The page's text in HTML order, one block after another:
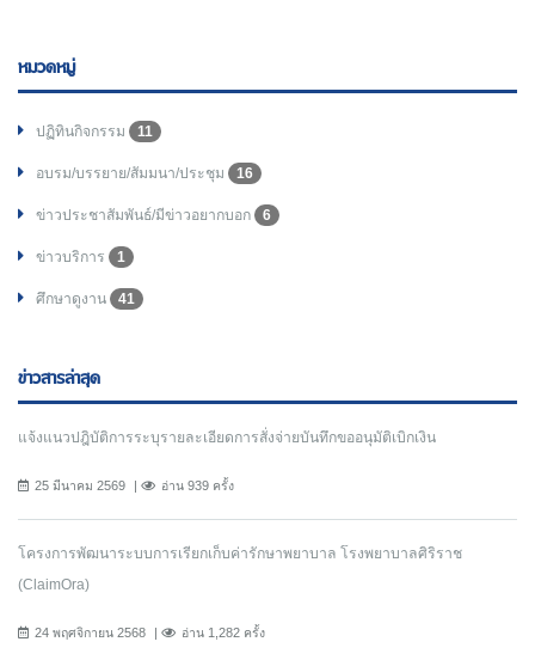
หมวดหมู่
ปฏิทินกิจกรรม 11
อบรม/บรรยาย/สัมมนา/ประชุม 16
ข่าวประชาสัมพันธ์/มีข่าวอยากบอก 6
ข่าวบริการ 1
ศึกษาดูงาน 41
ข่าวสารล่าสุด
แจ้งแนวปฎิบัติการระบุรายละเอียดการสั่งจ่ายบันทึกขออนุมัติเบิกเงิน
25 มีนาคม 2569 อ่าน 939 ครั้ง
โครงการพัฒนาระบบการเรียกเก็บค่ารักษาพยาบาล โรงพยาบาลศิริราช
(ClaimOra)
24 พฤศจิกายน 2568 อ่าน 1,282 ครั้ง